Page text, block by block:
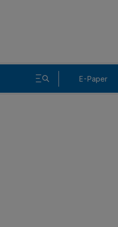
E-Paper